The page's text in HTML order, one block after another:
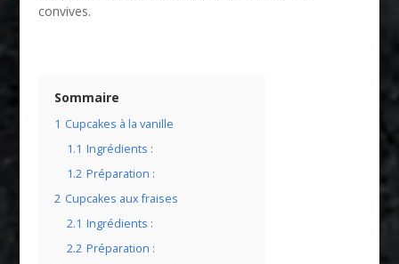
convives.
Sommaire
1 Cupcakes à la vanille
1.1 Ingrédients :
1.2 Préparation :
2 Cupcakes aux fraises
2.1 Ingrédients :
2.2 Préparation :